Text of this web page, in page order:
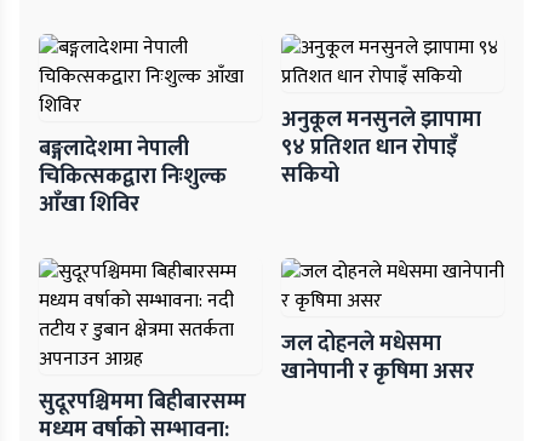
बङ्गलादेशमा नेपाली
चिकित्सकद्वारा निःशुल्क
आँखा शिविर
अनुकूल मनसुनले झापामा
९४ प्रतिशत धान रोपाइँ
सकियो
सुदूरपश्चिममा बिहीबारसम्म
मध्यम वर्षाको सम्भावना:
जल दोहनले मधेसमा
खानेपानी र कृषिमा असर